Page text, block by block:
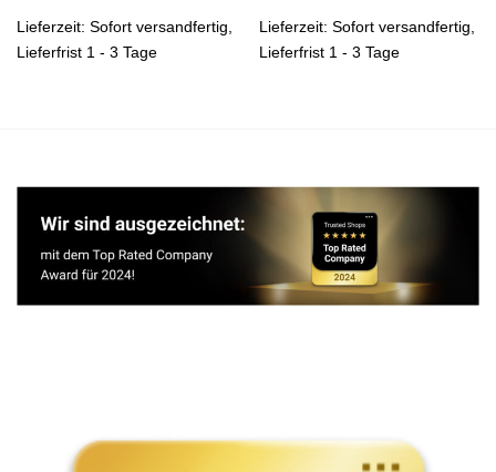
Lieferzeit: Sofort versandfertig,
Lieferfrist 1 - 3 Tage
Lieferzeit: Sofort versandfertig,
Lieferfrist 1 - 3 Tage